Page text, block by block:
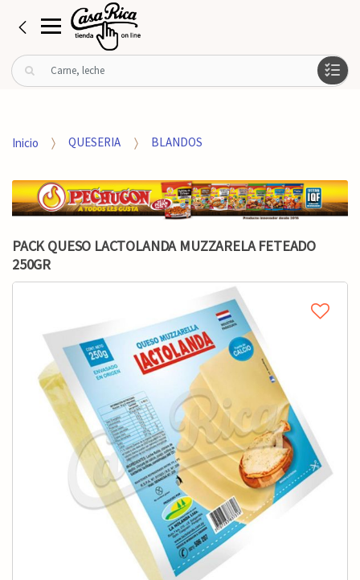
B
u
r
o
r
:
Inicio QUESERIA BLANDOS
PACK QUESO LACTOLANDA MUZZARELA FETEADO
250GR